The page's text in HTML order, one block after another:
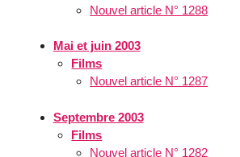
Nouvel article N° 1288
Mai et juin 2003
Films
Nouvel article N° 1287
Septembre 2003
Films
Nouvel article N° 1282